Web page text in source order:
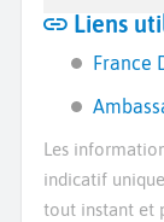
Liens
France
Les
indicatif
tout instant et